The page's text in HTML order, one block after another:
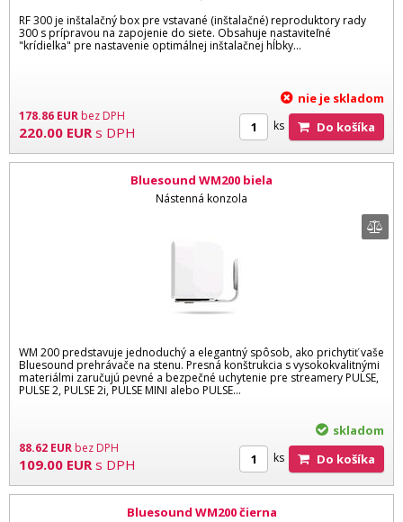
RF 300 je inštalačný box pre vstavané (inštalačné) reproduktory rady
300 s prípravou na zapojenie do siete. Obsahuje nastaviteľné
"krídielka" pre nastavenie optimálnej inštalačnej hĺbky...
178.86 EURbez DPH
220.00 EUR s DPH
nie je skladom
ks Do košíka
Bluesound WM200 biela
Nástenná konzola
WM 200 predstavuje jednoduchý a elegantný spôsob, ako prichytiť vaše
Bluesound prehrávače na stenu. Presná konštrukcia s vysokokvalitnými
materiálmi zaručujú pevné a bezpečné uchytenie pre streamery PULSE,
PULSE 2, PULSE 2i, PULSE MINI alebo PULSE...
88.62 EURbez DPH
109.00 EUR s DPH
skladom
ks Do košíka
Bluesound WM200 čierna